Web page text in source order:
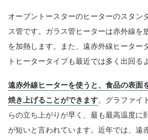
オーブントースターのヒーターのスタン
ス管です。ガラス管ヒーターは赤外線を
を加熱します。また、遠赤外線ヒーター
トヒータータイプも最近では多く出回る
遠赤外線ヒーターを使うと、食品の表面
焼き上げることができます。グラファイ
らの立ち上がりが早く、最も最高温度に
が短いと言われています。近年では、遠